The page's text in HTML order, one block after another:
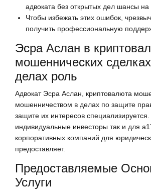
адвоката без открытых дел шансы на
Чтобы избежать этих ошибок,
получить профессиональную
Эсра Аслан в
мошеннических
делах роль
Адвокат Эсра Аслан, криптовалюта
мошенничеством в делах по защите
защите их интересов специализируется.
индивидуальные инвесторы так и для
корпоративных компаний для
предоставляет.
Предоставляемые
Услуги